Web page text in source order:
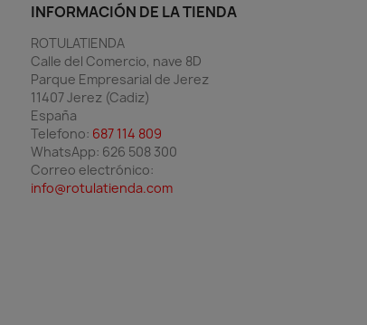
INFORMACIÓN DE LA TIENDA
ROTULATIENDA
Calle del Comercio, nave 8D
Parque Empresarial de Jerez
11407 Jerez (Cadiz)
España
Telefono: 687 114 809
WhatsApp: 626 508 300
Correo electrónico:
info@rotulatienda.com